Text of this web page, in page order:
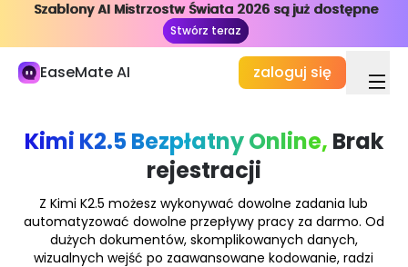
Szablony AI Mistrzostw Świata 2026 są już dostępne
Stwórz teraz
Szablony AI Mistrzostw Świata 2026 są już dostępne
Stwórz teraz
EaseMate AI zaloguj się
Moja biblioteka
Studia i praca
ChatPDF
Badania i badania AI
AI Writer
AI Dokument
Kimi K2.5 Bezpłatny Online, Brak
rejestracji
Z Kimi K2.5 możesz wykonywać dowolne zadania lub
automatyzować dowolne przepływy pracy za darmo. Od
dużych dokumentów, skomplikowanych danych,
wizualnych wejść po zaawansowane kodowanie, radzi